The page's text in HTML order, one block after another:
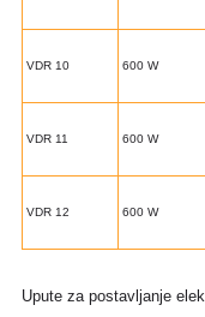
VDR 10 600 W
VDR 11 600 W
VDR 12 600 W
Upute za postavljanje